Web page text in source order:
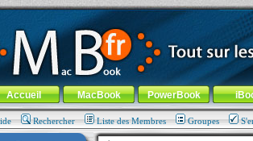
: 100% Apple... 100% nomade !
-Aller au menu général-Aller au menu de
général
Accueil MacBook PowerBook
Rechercher Liste des Membres Groupes